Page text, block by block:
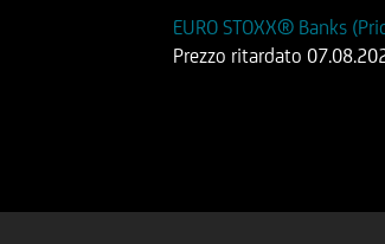
EURO STOXX® Banks
Prezzo ritardato